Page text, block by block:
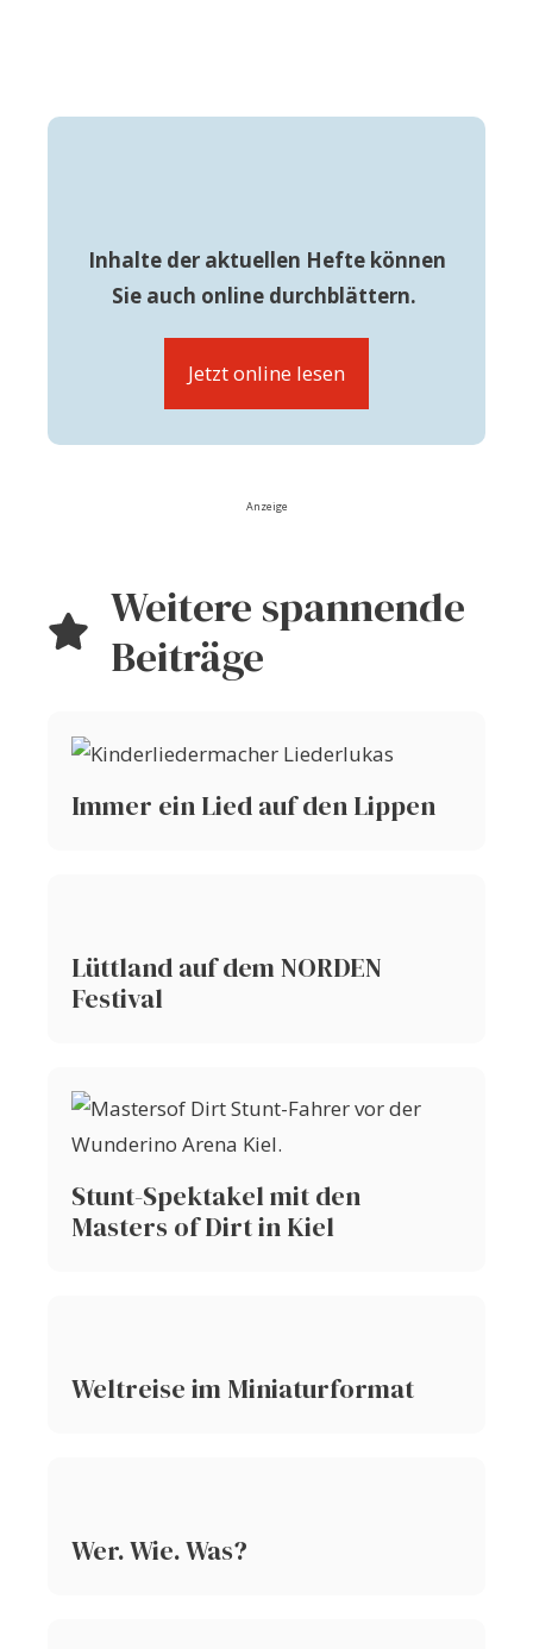
Inhalte der aktuellen Hefte können
Sie auch online durchblättern.
Jetzt online lesen
Anzeige
Weitere spannende
Beiträge
Immer ein Lied auf den Lippen
Lüttland auf dem NORDEN
Festival
Stunt-Spektakel mit den
Masters of Dirt in Kiel
Weltreise im Miniaturformat
Wer. Wie. Was?